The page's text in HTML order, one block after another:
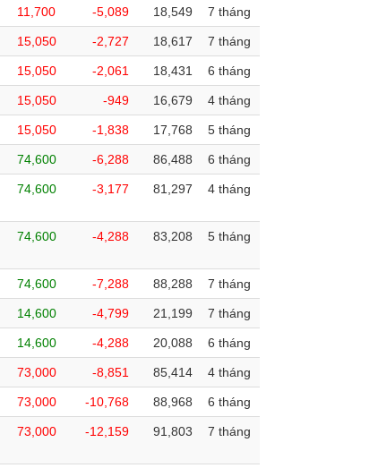
11,700 -5,089 18,549 7 tháng
15,050 -2,727 18,617 7 tháng
15,050 -2,061 18,431 6 tháng
15,050 -949 16,679 4 tháng
15,050 -1,838 17,768 5 tháng
74,600 -6,288 86,488 6 tháng
74,600 -3,177 81,297 4 tháng
74,600 -4,288 83,208 5 tháng
74,600 -7,288 88,288 7 tháng
14,600 -4,799 21,199 7 tháng
14,600 -4,288 20,088 6 tháng
73,000 -8,851 85,414 4 tháng
73,000 -10,768 88,968 6 tháng
73,000 -12,159 91,803 7 tháng